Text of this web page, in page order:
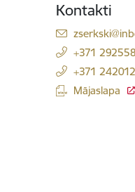
Kontakti
E-pasts:
+371
+371
Mājaslapa